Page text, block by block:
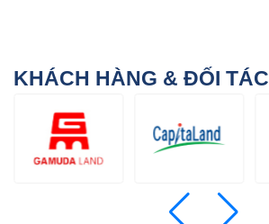
KHÁCH HÀNG & ĐỐI TÁC